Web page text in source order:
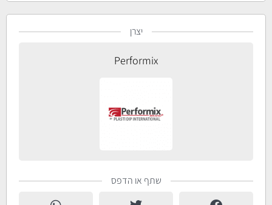
יצרן
Performix
שתף או הדפס